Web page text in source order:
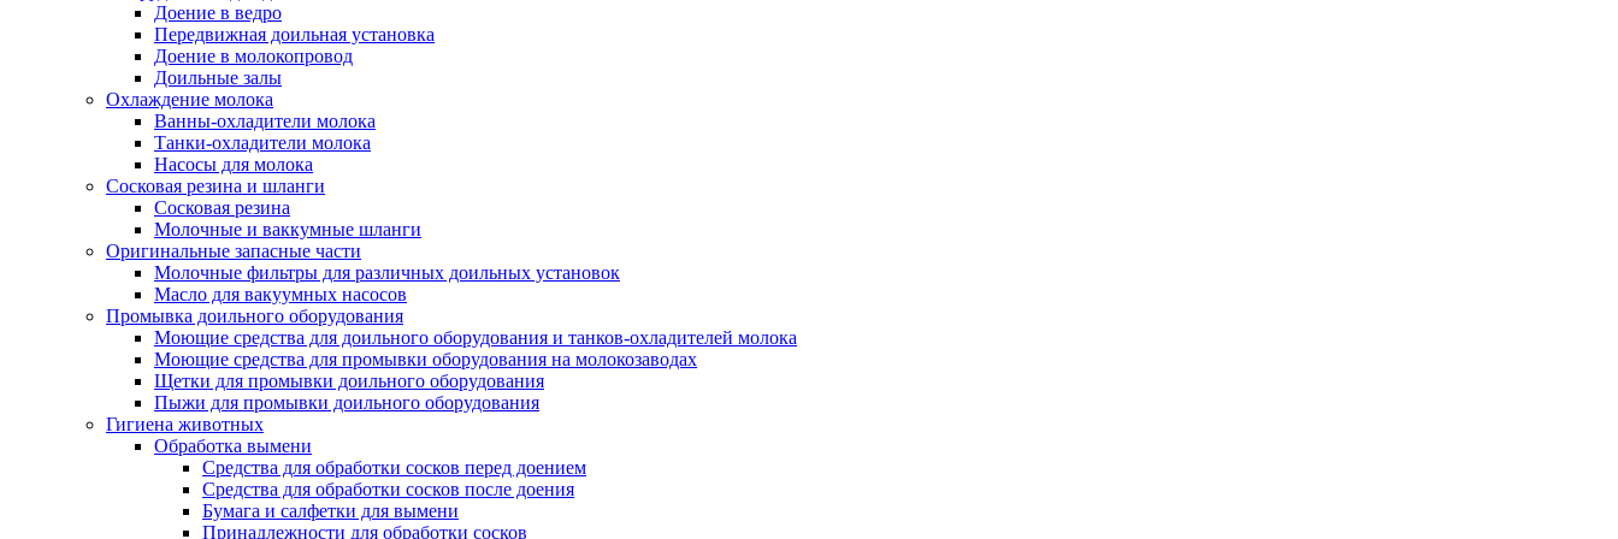
Доение в ведро
Передвижная доильная установка
Доение в молокопровод
Доильные залы
Охлаждение молока
Ванны-охладители молока
Танки-охладители молока
Насосы для молока
Сосковая резина и шланги
Сосковая резина
Молочные и ваккумные шланги
Оригинальные запасные части
Молочные фильтры для различных доильных установок
Масло для вакуумных насосов
Промывка доильного оборудования
Моющие средства для доильного оборудования и танков-охладителей молока
Моющие средства для промывки оборудования на молокозаводах
Щетки для промывки доильного оборудования
Пыжи для промывки доильного оборудования
Гигиена животных
Обработка вымени
Средства для обработки сосков перед доением
Средства для обработки сосков после доения
Бумага и салфетки для вымени
Принадлежности для обработки сосков